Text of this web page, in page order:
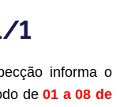
1
informa o
de01 a 08 de